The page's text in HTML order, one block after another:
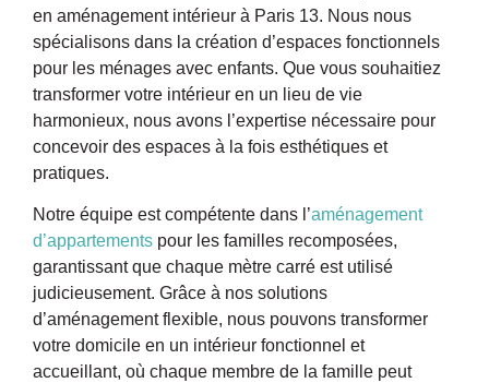
en aménagement intérieur à Paris 13. Nous nous
spécialisons dans la création d’espaces fonctionnels
pour les ménages avec enfants. Que vous souhaitiez
transformer votre intérieur en un lieu de vie
harmonieux, nous avons l’expertise nécessaire pour
concevoir des espaces à la fois esthétiques et
pratiques.
Notre équipe est compétente dans l’aménagement
d’appartements pour les familles recomposées,
garantissant que chaque mètre carré est utilisé
judicieusement. Grâce à nos solutions
d’aménagement flexible, nous pouvons transformer
votre domicile en un intérieur fonctionnel et
accueillant, où chaque membre de la famille peut